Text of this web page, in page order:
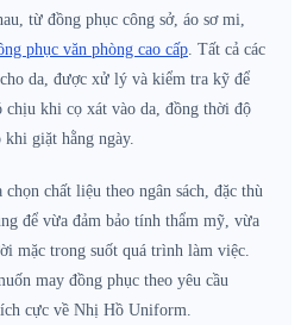
từ đồng phục công sở, áo sơ mi,
phục văn phòng cao cấp . Tất cả các
da, được xử lý và kiểm tra kỹ để
chịu khi cọ xát vào da, đồng thời độ
giặt hằng ngày.
chất liệu theo ngân sách, đặc thù
để vừa đảm bảo tính thẩm mỹ, vừa
mặc trong suốt quá trình làm việc.
may đồng phục theo yêu cầu
cực về Nhị Hồ Uniform.